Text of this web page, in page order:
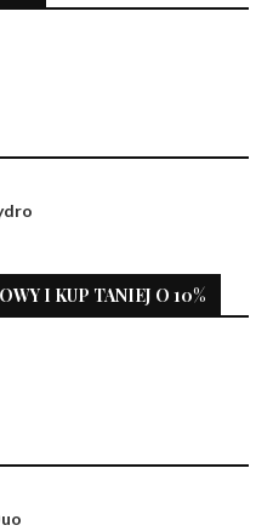
I KUP TANIEJ O 10%